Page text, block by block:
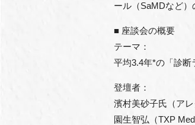
ール（SaMDなど
■ 座談会の概要
テーマ：
平均3.4年*の「診
登壇者：
濱村美砂子氏（ア
園生智弘（TXP